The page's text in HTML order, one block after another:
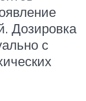
Дозировка
с